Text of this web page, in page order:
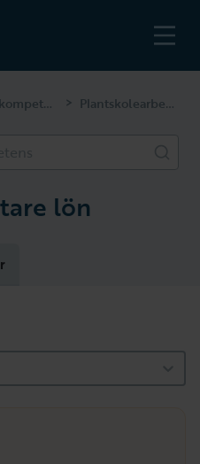
Lönestatistik och kompetenser > Plantskolearbetare
lön